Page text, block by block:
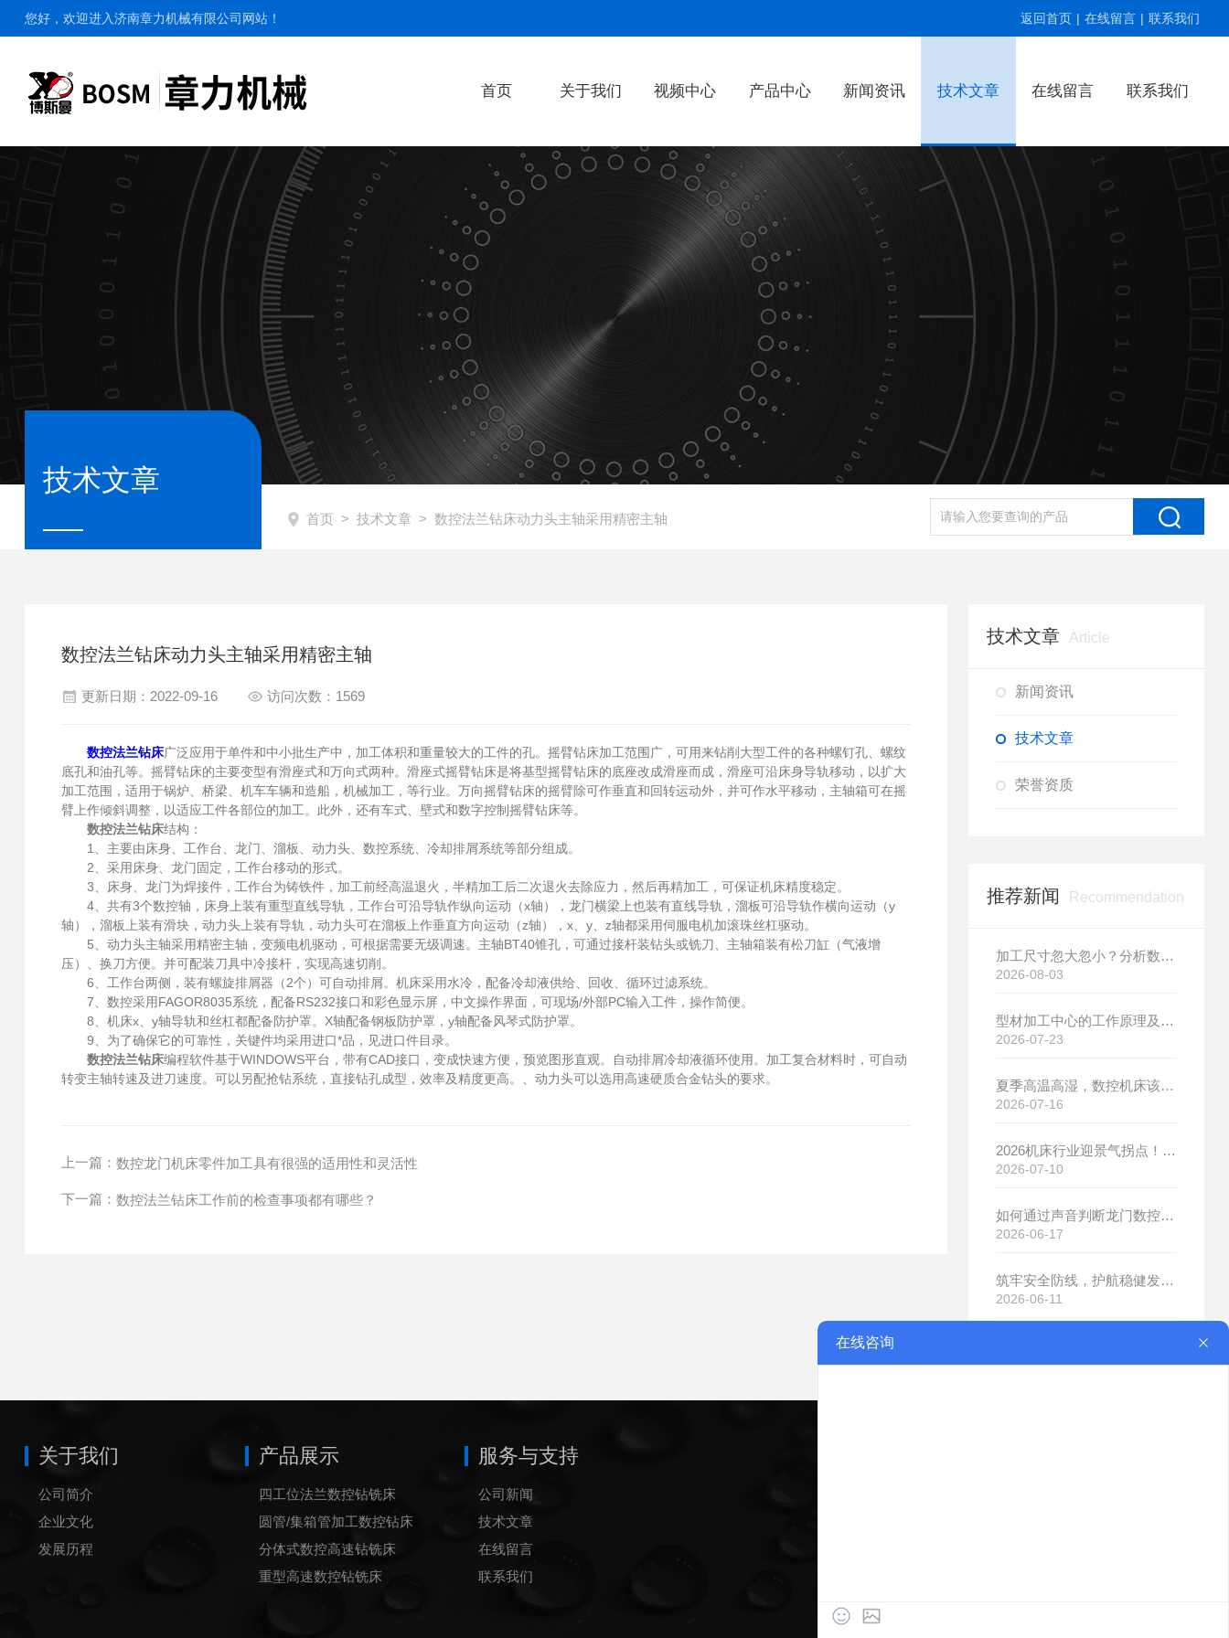
您好，欢迎进入济南章力机械有限公司网站！ 返回首页 | 在线留言 | 联系我们
首页 关于我们 视频中心 产品中心 新闻资讯 技术文章 在线留言 联系我们
技术文章
首页 > 技术文章 > 数控法兰钻床动力头主轴采用精密主轴
数控法兰钻床动力头主轴采用精密主轴
更新日期：2022-09-16 访问次数：1569
数控法兰钻床广泛应用于单件和中小批生产中，加工体积和重量较大的工件的孔。摇臂钻床加工范围广，可用来钻削大型工件的各种螺钉孔、螺纹
底孔和油孔等。摇臂钻床的主要变型有滑座式和万向式两种。滑座式摇臂钻床是将基型摇臂钻床的底座改成滑座而成，滑座可沿床身导轨移动，以扩大
加工范围，适用于锅炉、桥梁、机车车辆和造船，机械加工，等行业。万向摇臂钻床的摇臂除可作垂直和回转运动外，并可作水平移动，主轴箱可在摇
臂上作倾斜调整，以适应工件各部位的加工。此外，还有车式、壁式和数字控制摇臂钻床等。
数控法兰钻床结构：
1、主要由床身、工作台、龙门、溜板、动力头、数控系统、冷却排屑系统等部分组成。
2、采用床身、龙门固定，工作台移动的形式。
3、床身、龙门为焊接件，工作台为铸铁件，加工前经高温退火，半精加工后二次退火去除应力，然后再精加工，可保证机床精度稳定。
4、共有3个数控轴，床身上装有重型直线导轨，工作台可沿导轨作纵向运动（x轴），龙门横梁上也装有直线导轨，溜板可沿导轨作横向运动（y
轴），溜板上装有滑块，动力头上装有导轨，动力头可在溜板上作垂直方向运动（z轴），x、y、z轴都采用伺服电机加滚珠丝杠驱动。
5、动力头主轴采用精密主轴，变频电机驱动，可根据需要无级调速。主轴BT40锥孔，可通过接杆装钻头或铣刀、主轴箱装有松刀缸（气液增
压）、换刀方便。并可配装刀具中冷接杆，实现高速切削。
6、工作台两侧，装有螺旋排屑器（2个）可自动排屑。机床采用水冷，配备冷却液供给、回收、循环过滤系统。
7、数控采用FAGOR8035系统，配备RS232接口和彩色显示屏，中文操作界面，可现场/外部PC输入工件，操作简便。
8、机床x、y轴导轨和丝杠都配备防护罩。X轴配备钢板防护罩，y轴配备风琴式防护罩。
9、为了确保它的可靠性，关键件均采用进口*品，见进口件目录。
数控法兰钻床编程软件基于WINDOWS平台，带有CAD接口，变成快速方便，预览图形直观。自动排屑冷却液循环使用。加工复合材料时，可自动
转变主轴转速及进刀速度。可以另配抢钻系统，直接钻孔成型，效率及精度更高。、动力头可以选用高速硬质合金钻头的要求。
上一篇： 数控龙门机床零件加工具有很强的适用性和灵活性
下一篇： 数控法兰钻床工作前的检查事项都有哪些？
技术文章 Article
新闻资讯
技术文章
荣誉资质
推荐新闻 Recommendation
加工尺寸忽大忽小？分析数控机床热变形的影响与改善方案
2026-08-03
型材加工中心的工作原理及具体应用场景介绍
2026-07-23
夏季高温高湿，数控机床该如何进行针对性保养？（附冬夏维保异同对比）
2026-07-16
2026机床行业迎景气拐点！需求爆发+国产替代，博斯曼数控设备产销两旺发货忙
2026-07-10
如何通过声音判断龙门数控钻铣床的运行状态
2026-06-17
筑牢安全防线，护航稳健发展｜济南章力机械有限公司开展2026年安全生产月系列活动
2026-06-11
关于我们
公司简介
企业文化
发展历程
产品展示
四工位法兰数控钻铣床
圆管/集箱管加工数控钻床
分体式数控高速钻铣床
重型高速数控钻铣床
服务与支持
公司新闻
技术文章
在线留言
联系我们